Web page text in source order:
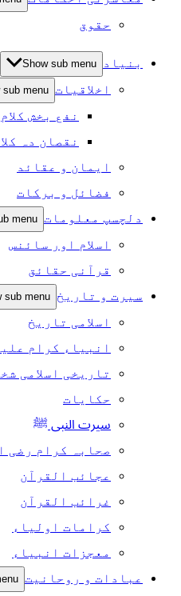
حقوق
بنیاد Show sub menu
اخلاقیات sub menu
نفع بخش کلام
نقصان دہ
ایمان و عقائد
فضائل و برکات
دلچسپ معلومات menu
اسلام اور سائنس
قرآنی حقائق
سیرت و تاریخ
sub menu
اسلامی تاریخ
انبیاء کرام
تاریخی اسلامی
حکایات
سیرت النبی ﷺ
صحابہ کرام رضی
عجائب القرآن
غرائب القرآن
کرامات اولیاء
معجزات انبیاء
عبادات و روحانیت